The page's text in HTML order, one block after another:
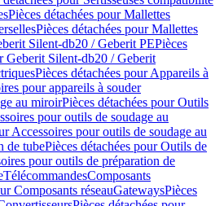
Pièces détachées pour Mallettes
Pièces détachées pour Mallettes
Silent-db20 / Geberit PEPièces
Geberit Silent-db20 / Geberit
Pièces détachées pour Appareils à
pour appareils à souder
au miroirPièces détachées pour Outils
pour outils de soudage au
Accessoires pour outils de soudage au
de tubePièces détachées pour Outils de
pour outils de préparation de
TélécommandesComposants
Composants réseauGatewaysPièces